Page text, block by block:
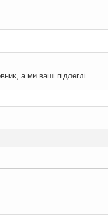
а ми ваші підлеглі.